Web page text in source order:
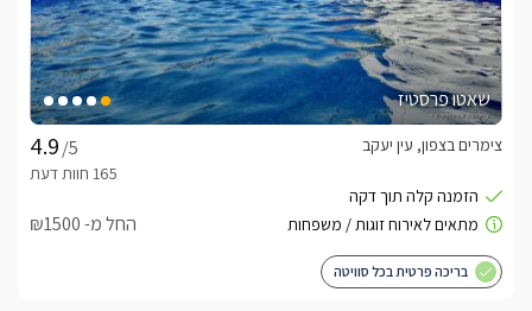
שאטו פרסטיז
/5
צימרים בצפון, עין יעקב
החל מ- ₪1500
בריכה פרטית בכל סוויטה